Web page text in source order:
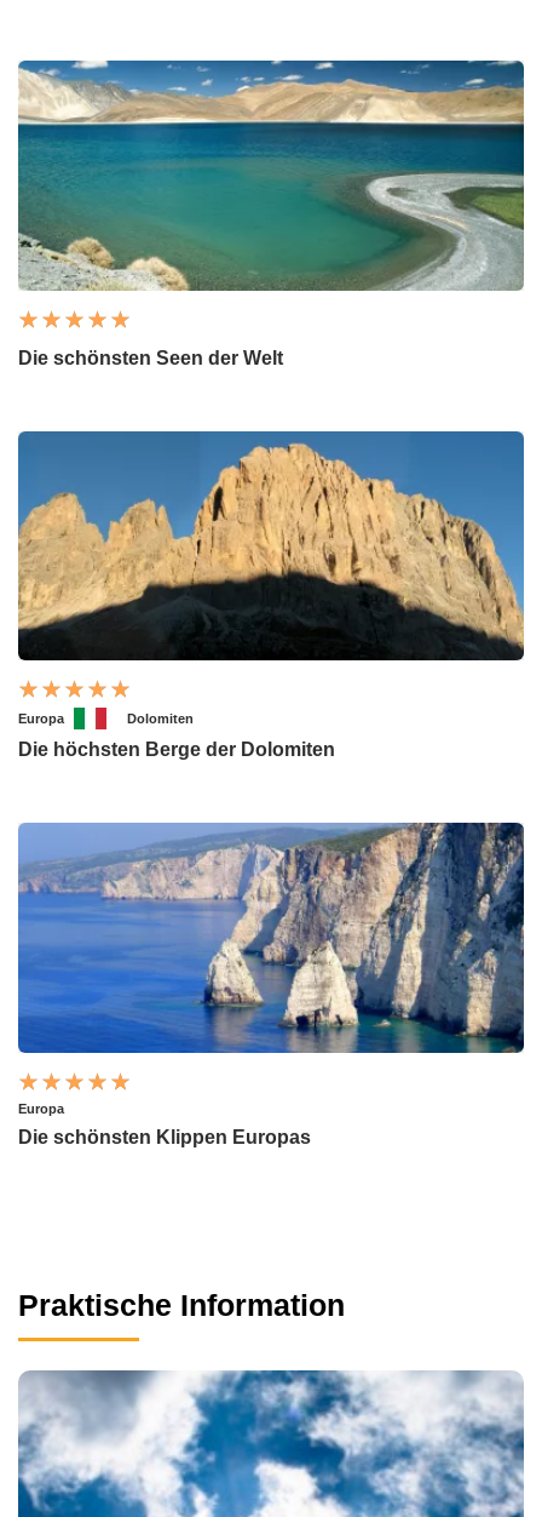
Die schönsten Seen der Welt
Europa Dolomiten
Die höchsten Berge der Dolomiten
Europa
Die schönsten Klippen Europas
Praktische Information